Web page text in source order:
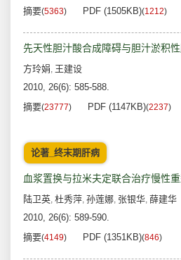
摘要(5363) PDF (1505KB)(1212)
先天性胆汁酸合成障碍与胆汁淤积
方玲娟, 王建设
2010, 26(6): 585-588.
摘要(23777) PDF (1147KB)(2237)
论著_终末期肝病
血浆置换与拉米夫定联合治疗慢性
陆卫英, 杜秀萍, 孙莲娜, 张银华, 薛建华
2010, 26(6): 589-590.
摘要(4149) PDF (1351KB)(846)